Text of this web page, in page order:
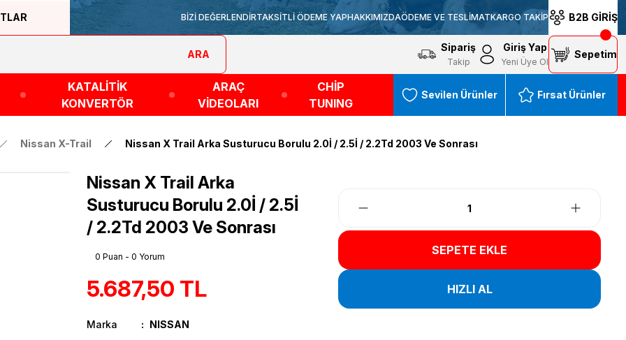
BİZİ DEĞERLENDİRTAKSİTLİ ÖDEME YAPHAKKIMIZDAÖDEME VE TESLİMATKARGO TAKİP B2B GİRİŞ
ARA
Sipariş
Takip
Giriş Yap
Yeni Üye Ol
Sepetim
KATALİTİK
KONVERTÖR
ARAÇ
VİDEOLARI
CHİP
TUNING
Sevilen Ürünler Fırsat Ürünler
Nissan X-Trail Nissan X Trail Arka Susturucu Borulu 2.0İ / 2.5İ / 2.2Td 2003 Ve Sonrası
Nissan X Trail Arka
Susturucu Borulu 2.0İ / 2.5İ
/ 2.2Td 2003 Ve Sonrası
0 Puan - 0 Yorum
5.687,50 TL
Marka NISSAN
SEPETE EKLE
HIZLI AL